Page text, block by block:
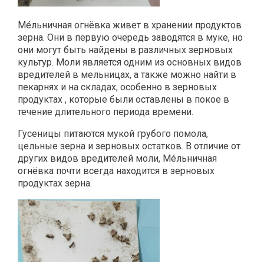
Ме́льничная огнёвка живет в хранении продуктов
зерна. Они в первую очередь заводятся в муке, но
они могут быть найдены в различных зерновых
культур. Моли является одним из основных видов
вредителей в мельницах, а также можно найти в
пекарнях и на складах, особенно в зерновых
продуктах , которые были оставлены в покое в
течение длительного периода времени.
Гусеницы питаются мукой грубого помола,
цельные зерна и зерновых остатков. В отличие от
других видов вредителей моли, Ме́льничная
огнёвка почти всегда находится в зерновых
продуктах зерна.